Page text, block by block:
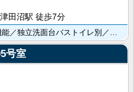
田沼駅 徒歩7分
号室